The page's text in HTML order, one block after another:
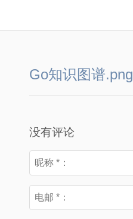
Go知识图谱.png
没有评论